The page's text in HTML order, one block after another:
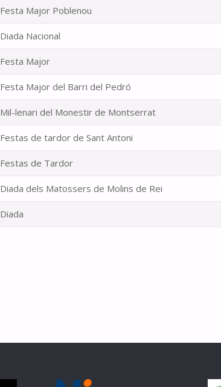
Festa Major Poblenou
Diada Nacional
Festa Major
Festa Major del Barri del Pedró
Mil-lenari del Monestir de Montserrat
Festas de tardor de Sant Antoni
Festas de Tardor
Diada dels Matossers de Molins de Rei
Diada